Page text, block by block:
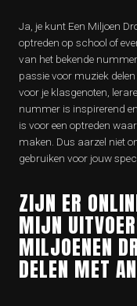
Ja, je kunt Een Miljoen
optreden op school of
van het bekende
passie voor muziek
voor je klasgenoten,
nummer is inspirerend
is voor een optreden
maken. Dus aarzel niet
gebruiken voor jouw
ZIJN ER
MIJN
MILJOENEN
DELEN MET